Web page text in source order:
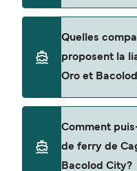
vous conseillons
prix moyen de
est de $219. Prix
Quelles
proposent la
Oro et
Comment
de ferry de
Bacolod City?